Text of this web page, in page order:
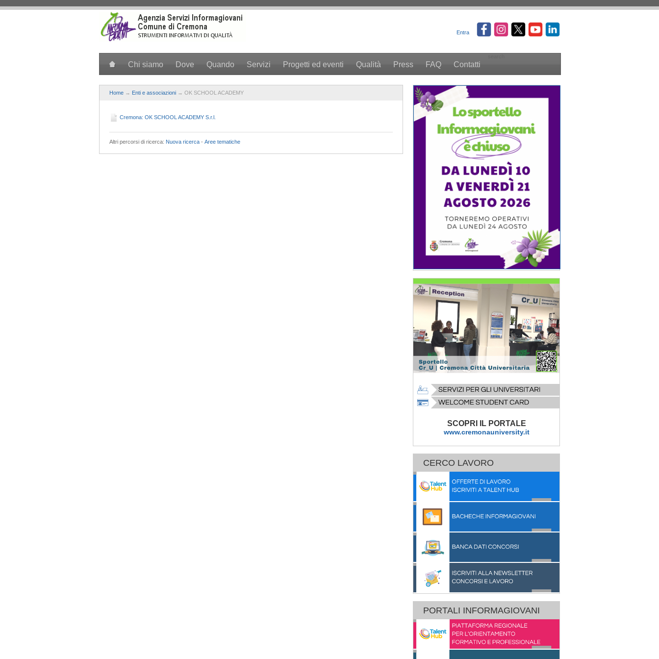
Entra
Chi siamo Dove Quando Servizi Progetti ed eventi Qualità Press FAQ Contatti
Home → Enti e associazioni → OK SCHOOL ACADEMY
Cremona: OK SCHOOL ACADEMY S.r.l.
Altri percorsi di ricerca: Nuova ricerca - Aree tematiche
SCOPRI IL PORTALE
www.cremonauniversity.it
CERCO LAVORO
PORTALI INFORMAGIOVANI